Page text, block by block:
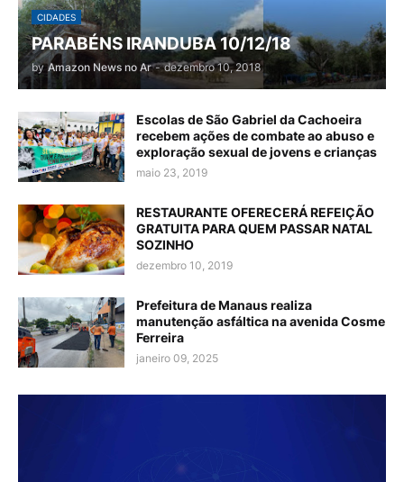
CIDADES
PARABÉNS IRANDUBA 10/12/18
by Amazon News no Ar - dezembro 10, 2018
Escolas de São Gabriel da Cachoeira
recebem ações de combate ao abuso e
exploração sexual de jovens e crianças
maio 23, 2019
RESTAURANTE OFERECERÁ REFEIÇÃO
GRATUITA PARA QUEM PASSAR NATAL
SOZINHO
dezembro 10, 2019
Prefeitura de Manaus realiza
manutenção asfáltica na avenida Cosme
Ferreira
janeiro 09, 2025